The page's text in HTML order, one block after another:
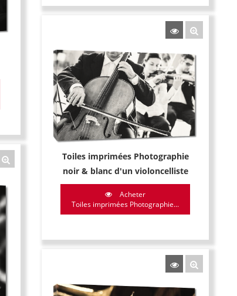
Toiles imprimées Photographie
noir & blanc d'un violoncelliste
Acheter
Toiles imprimées Photographie...